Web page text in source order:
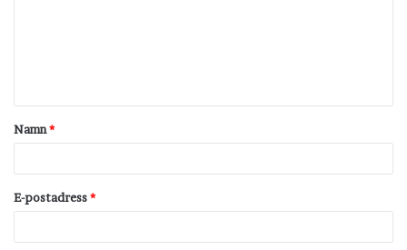
t
a
Namn*
E-postadress*